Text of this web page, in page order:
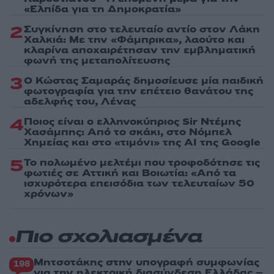
«Ελπίδα για τη Δημοκρατία»
2Συγκίνηση στο τελευταίο αντίο στον Λάκη
Χαλκιά: Με την «Φάμπρικα», λαούτο και
κλαρίνα αποχαιρέτησαν την εμβληματική
φωνή της μεταπολίτευσης
3Ο Κώστας Σαμαράς δημοσίευσε μία παιδική
φωτογραφία για την επέτειο θανάτου της
αδελφής του, Λένας
4Ποιος είναι ο ελληνοκύπριος Sir Ντέμης
Χασάμπης: Από το σκάκι, στο Νόμπελ
Χημείας και στο «τιμόνι» της AI της Google
5Το πολωμένο μελτέμι που τροφοδότησε τις
φωτιές σε Αττική και Βοιωτία: «Από τα
ισχυρότερα επεισόδια των τελευταίων 50
χρόνων»
Πιο σχολιασμένα
198 Μητσοτάκης στην υπογραφή συμφωνίας